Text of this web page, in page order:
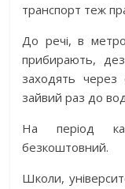
транспорт теж
До речі, в
прибирають,
заходять через
зайвий раз до
На період
безкоштовний.
Школи,